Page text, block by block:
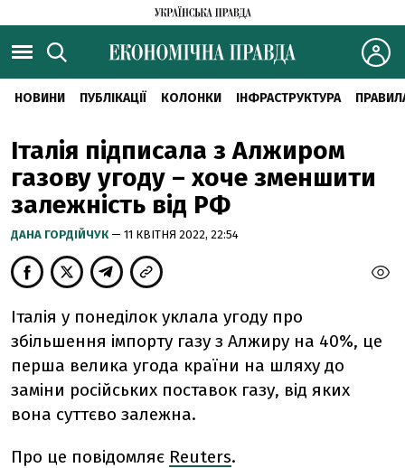
НОВИНИ ПУБЛІКАЦІЇ КОЛОНКИ ІНФРАСТРУКТУРА
Італія підписала з Алжиром
газову угоду – хоче зменшити
залежність від РФ
ДАНА ГОРДІЙЧУК — 11 КВІТНЯ 2022, 22:54
Італія у понеділок уклала угоду про
збільшення імпорту газу з Алжиру на 40%, це
перша велика угода країни на шляху до
заміни російських поставок газу, від яких
вона суттєво залежна.
Про це повідомляє Reuters.